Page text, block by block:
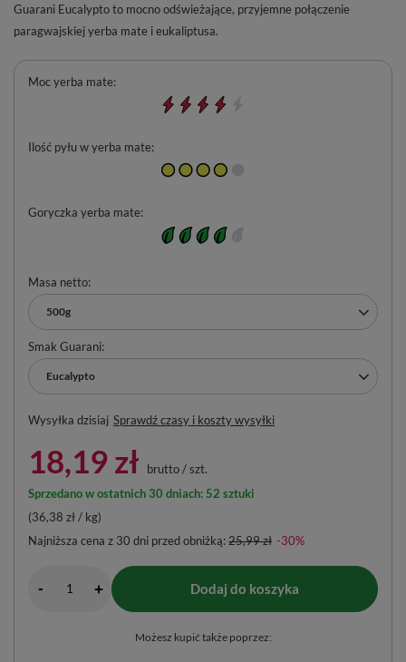
Guarani Eucalypto to mocno odświeżające, przyjemne połączenie
paragwajskiej yerba mate i eukaliptusa.
Masa netto
500g
Smak Guarani
Eucalypto
Wysyłka dzisiaj Sprawdź czasy i koszty wysyłki
18,19 zł brutto/szt.
Sprzedano w ostatnich 30 dniach: 52 sztuki
(36,38 zł / kg)
Najniższa cena z 30 dni przed obniżką:25,99 zł -30%
Moc yerba mate
Ilość pyłu w yerba mate
Goryczka yerba mate
- + Dodaj do koszyka
Możesz kupić także poprzez: